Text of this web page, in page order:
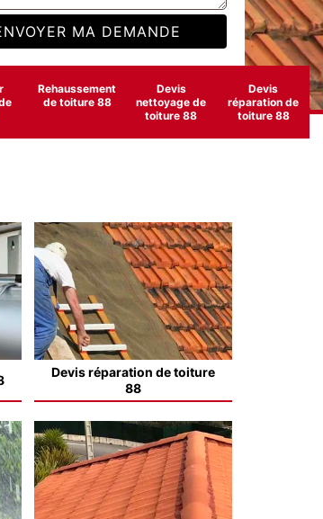
Rehaussement
de toiture 88
Devis
nettoyage de
toiture 88
Devis
réparation de
toiture 88
Devis réparation de toiture
88